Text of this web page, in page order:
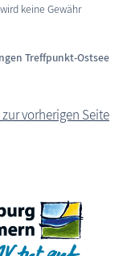
keine Gewähr
Treffpunkt-Ostsee
vorherigen Seite